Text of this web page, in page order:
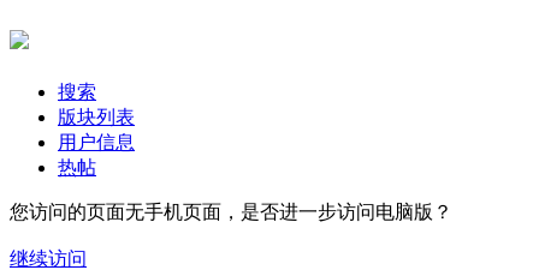
搜索
版块列表
用户信息
热帖
您访问的页面无手机页面，是否进一步访问电脑版？
继续访问